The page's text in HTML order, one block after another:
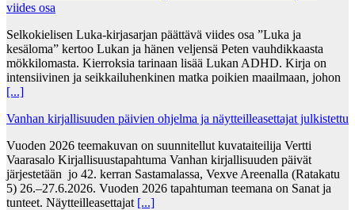
viides osa
Selkokielisen Luka-kirjasarjan päättävä viides osa ”Luka ja
kesäloma” kertoo Lukan ja hänen veljensä Peten vauhdikkaasta
mökkilomasta. Kierroksia tarinaan lisää Lukan ADHD. Kirja on
intensiivinen ja seikkailuhenkinen matka poikien maailmaan, johon
[...]
Vanhan kirjallisuuden päivien ohjelma ja näytteilleasettajat julkistettu
Vuoden 2026 teemakuvan on suunnitellut kuvataiteilija Vertti
Vaarasalo Kirjallisuustapahtuma Vanhan kirjallisuuden päivät
järjestetään jo 42. kerran Sastamalassa, Vexve Areenalla (Ratakatu
5) 26.–27.6.2026. Vuoden 2026 tapahtuman teemana on Sanat ja
tunteet. Näytteilleasettajat [...]